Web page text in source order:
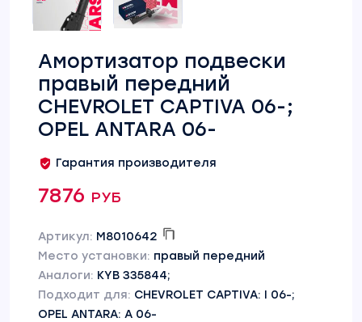
Амортизатор подвески
правый передний
CHEVROLET CAPTIVA 06-;
OPEL ANTARA 06-
Гарантия производителя
7876 руб
Артикул: M8010642
Место установки: правый передний
Аналоги: KYB 335844;
Подходит для: CHEVROLET CAPTIVA: I 06-;
OPEL ANTARA: A 06-